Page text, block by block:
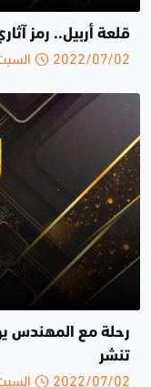
قلعة أربيل.. رمز
2022/07/02 السبت 08:52 ص
رحلة مع المهندس
تنشر
2022/07/02 السبت 08:51 ص